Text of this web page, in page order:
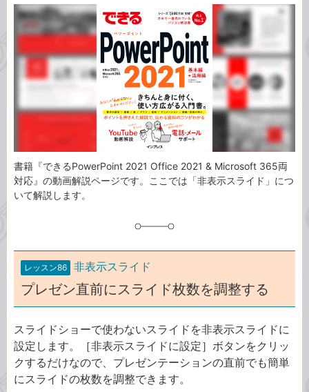
カ
テ
ゴ
リ
事
タ
書籍『できるPowerPoint 2021 Office 2021 & Microsoft 365両
対応』の動画解説ページです。ここでは「非表示スライド」につ
いて解説します。
レッスン86 非表示スライド
プレゼン直前にスライド枚数を調整する
スライドショーで使わないスライドを非表示スライドに
設定します。［非表示スライドに設定］ボタンをクリッ
クするだけなので、プレゼンテーションの直前でも簡単
にスライドの枚数を調整できます。